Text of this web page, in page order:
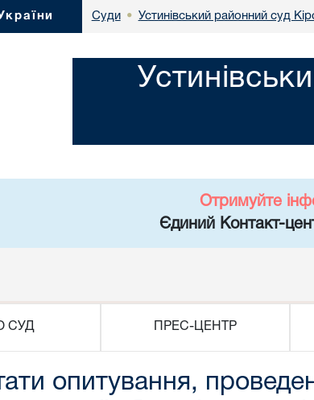
Суди • Устинівський районний суд
Отримуйте
Єдиний Контакт-
СУД ПРЕС-ЦЕНТР
опитування,